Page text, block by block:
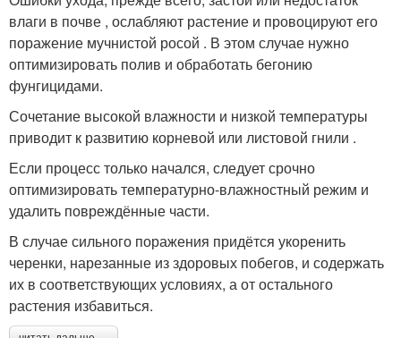
влаги в почве , ослабляют растение и провоцируют его
поражение мучнистой росой . В этом случае нужно
оптимизировать полив и обработать бегонию
фунгицидами.
Сочетание высокой влажности и низкой температуры
приводит к развитию корневой или листовой гнили .
Если процесс только начался, следует срочно
оптимизировать температурно-влажностный режим и
удалить повреждённые части.
В случае сильного поражения придётся укоренить
черенки, нарезанные из здоровых побегов, и содержать
их в соответствующих условиях, а от остального
растения избавиться.